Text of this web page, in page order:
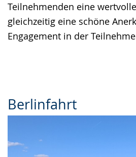
Teilnehmenden eine
gleichzeitig eine schöne
Engagement in der
Berlinfahrt